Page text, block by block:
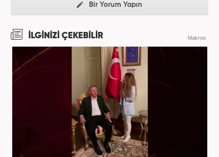
Bir Yorum Yapın
İLGİNİZİ ÇEKEBİLİR Makroo